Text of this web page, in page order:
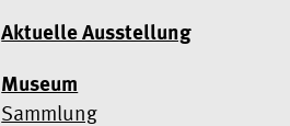
Aktuelle Ausstellung
Museum
Sammlung